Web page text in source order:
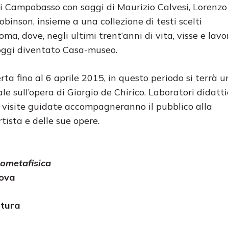
con saggi di Maurizio Calvesi, Lorenzo
insieme a una collezione di testi scelti
dove, negli ultimi trent’anni di vita, visse e
diventato Casa-museo.
fino al 6 aprile 2015, in questo periodo si terrà
sull’opera di Giorgio de Chirico. Laboratori
guidate accompagneranno il pubblico alla
e delle sue opere.